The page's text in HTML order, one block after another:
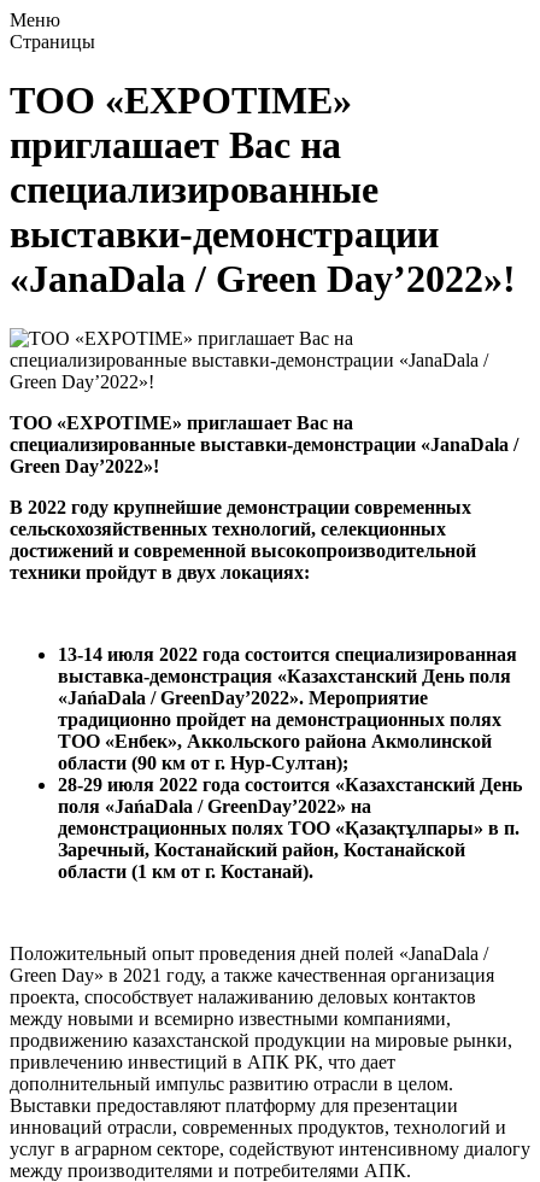
Меню
Страницы
ТОО «EXPOTIME»
приглашает Вас на
специализированные
выставки-демонстрации
«JanaDala / Green Day’2022»!
ТОО «EXPOTIME» приглашает Вас на
специализированные выставки-демонстрации «JanaDala /
Green Day’2022»!
В 2022 году крупнейшие демонстрации современных
сельскохозяйственных технологий, селекционных
достижений и современной высокопроизводительной
техники пройдут в двух локациях:
13-14 июля 2022 года состоится специализированная
выставка-демонстрация «Казахстанский День поля
«JańaDala / GreenDay’2022». Мероприятие
традиционно пройдет на демонстрационных полях
ТОО «Енбек», Аккольского района Акмолинской
области (90 км от г. Нур-Султан);
28-29 июля 2022 года состоится ​​​​​​«Казахстанский День
поля «JańaDala / GreenDay’2022» на
демонстрационных полях ТОО «Қазақтұлпары» в п.
Заречный, Костанайский район, Костанайской
области (1 км от г. Костанай).
Положительный опыт проведения дней полей «JanaDala /
Green Day» в 2021 году, а также качественная организация
проекта, способствует налаживанию деловых контактов
между новыми и всемирно известными компаниями,
продвижению казахстанской продукции на мировые рынки,
привлечению инвестиций в АПК РК, что дает
дополнительный импульс развитию отрасли в целом.
Выставки предоставляют платформу для презентации
инноваций отрасли, современных продуктов, технологий и
услуг в аграрном секторе, содействуют интенсивному диалогу
между производителями и потребителями АПК.